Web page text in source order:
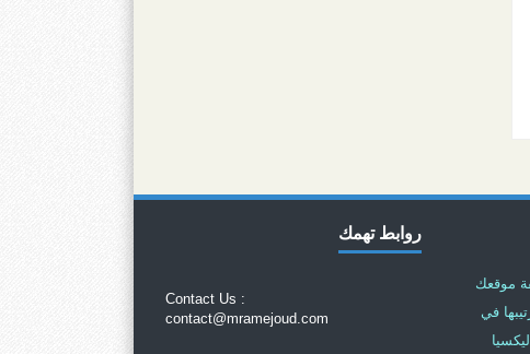
موقعك
في
روابط تهمك
Contact Us :
contact@mramejoud.com